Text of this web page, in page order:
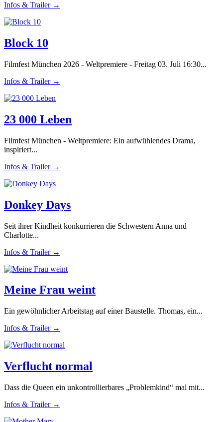
Infos & Trailer →
Block 10
Filmfest München 2026 - Weltpremiere - Freitag 03. Juli 16:30...
Infos & Trailer →
23 000 Leben
Filmfest München - Weltpremiere: Ein aufwühlendes Drama,
inspiriert...
Infos & Trailer →
Donkey Days
Seit ihrer Kindheit konkurrieren die Schwestern Anna und
Charlotte...
Infos & Trailer →
Meine Frau weint
Ein gewöhnlicher Arbeitstag auf einer Baustelle. Thomas, ein...
Infos & Trailer →
Verflucht normal
Dass die Queen ein unkontrollierbares „Problemkind“ mal mit...
Infos & Trailer →